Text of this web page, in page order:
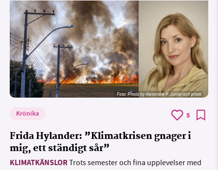
Foto:Photo by Alexandre P. Junior och privat
Krönika 5
Frida Hylander: ”Klimatkrisen gnager i
mig, ett ständigt sår”
KLIMATKÄNSLORTrots semester och fina upplevelser med